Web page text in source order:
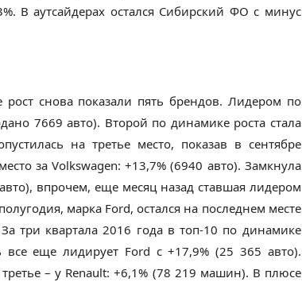
В аутсайдерах остался Сибирский ФО с минус
снова показали пять брендов. Лидером по
7669 авто). Второй по динамике роста стала
на третье место, показав в сентябре
за Volkswagen: +13,7% (6940 авто). Замкнула
впрочем, еще месяц назад ставшая лидером
марка Ford, остался на последнем месте
три квартала 2016 года в топ-10 по динамике
все еще лидирует Ford с +17,9% (25 365 авто).
– у Renault: +6,1% (78 219 машин). В плюсе